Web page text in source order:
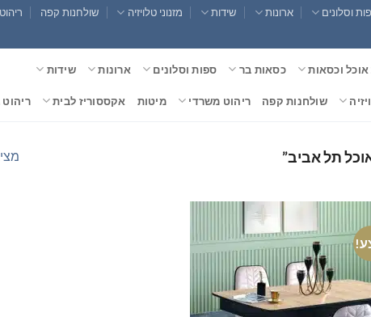
וסלונים ארונות שידות מזנוני טלויזיה שולחנות קפה
אוכל וכסאות כסאות בר ספות וסלונים ארונות שידות
שולחנות קפה ריהוט משרדי מיטות אקססוריז לבית ריהוט
תל אביב”